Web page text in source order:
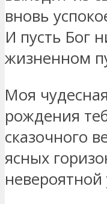
вновь
И пусть Бог
жизненном
Моя
рождения
сказочного
ясных